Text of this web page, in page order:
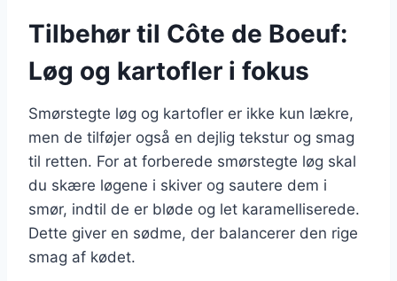
Tilbehør til Côte de Boeuf:
Løg og kartofler i fokus
Smørstegte løg og kartofler er ikke kun lækre,
men de tilføjer også en dejlig tekstur og smag
til retten. For at forberede smørstegte løg skal
du skære løgene i skiver og sautere dem i
smør, indtil de er bløde og let karamelliserede.
Dette giver en sødme, der balancerer den rige
smag af kødet.